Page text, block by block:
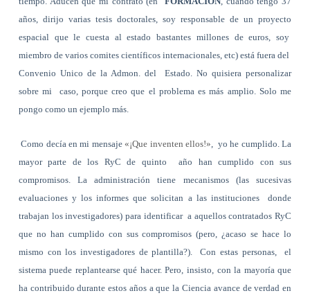
años, dirijo varias tesis doctorales, soy responsable de un proyecto
espacial que le cuesta al estado bastantes millones de euros, soy
miembro de varios comites científicos internacionales, etc) está fuera del
Convenio Unico de la Admon. del Estado. No quisiera personalizar
sobre mi caso, porque creo que el problema es más amplio. Solo me
pongo como un ejemplo más.
Como decía en mi mensaje«¡Que inventen ellos!», yo he cumplido. La
mayor parte de los RyC de quinto año han cumplido con sus
compromisos. La administración tiene mecanismos (las sucesivas
evaluaciones y los informes que solicitan a las instituciones donde
trabajan los investigadores) para identificar a aquellos contratados RyC
que no han cumplido con sus compromisos (pero, ¿acaso se hace lo
mismo con los investigadores de plantilla?). Con estas personas, el
sistema puede replantearse qué hacer. Pero, insisto, con la mayoría que
ha contribuido durante estos años a que la Ciencia avance de verdad en